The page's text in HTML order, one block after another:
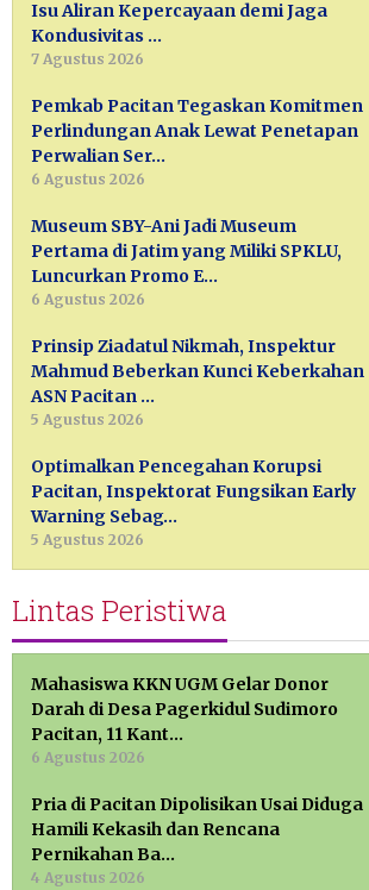
Isu Aliran Kepercayaan demi Jaga
Kondusivitas …
7 Agustus 2026
Pemkab Pacitan Tegaskan Komitmen
Perlindungan Anak Lewat Penetapan
Perwalian Ser…
6 Agustus 2026
Museum SBY-Ani Jadi Museum
Pertama di Jatim yang Miliki SPKLU,
Luncurkan Promo E…
6 Agustus 2026
Prinsip Ziadatul Nikmah, Inspektur
Mahmud Beberkan Kunci Keberkahan
ASN Pacitan …
5 Agustus 2026
Optimalkan Pencegahan Korupsi
Pacitan, Inspektorat Fungsikan Early
Warning Sebag…
5 Agustus 2026
Lintas Peristiwa
Mahasiswa KKN UGM Gelar Donor
Darah di Desa Pagerkidul Sudimoro
Pacitan, 11 Kant…
6 Agustus 2026
Pria di Pacitan Dipolisikan Usai Diduga
Hamili Kekasih dan Rencana
Pernikahan Ba…
4 Agustus 2026